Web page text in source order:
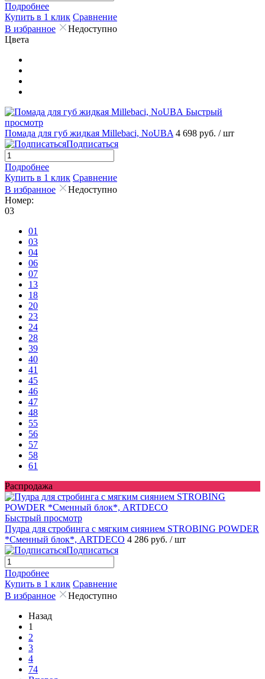
Подробнее
Купить в 1 клик Сравнение
В избранное
Недоступно
Цвета
Быстрый
просмотр
Помада для губ жидкая Millebaci, NoUBA 4 698 руб. / шт
Подписаться
Подробнее
Купить в 1 клик Сравнение
В избранное
Недоступно
Номер:
03
01
03
04
06
07
13
18
20
23
24
28
39
40
41
45
46
47
48
55
56
57
58
61
Распродажа
Быстрый просмотр
Пудра для стробинга с мягким сиянием STROBING POWDER
*Сменный блок*, ARTDECO 4 286 руб. / шт
Подписаться
Подробнее
Купить в 1 клик Сравнение
В избранное
Недоступно
Назад
1
2
3
4
74